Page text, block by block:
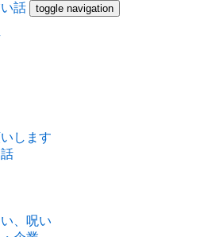
話 toggle navigation
します
、呪い